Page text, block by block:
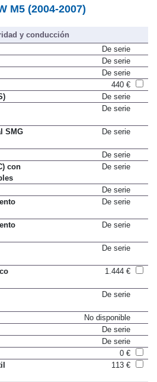
M5 (2004-2007)
y conducción
De serie
De serie
De serie
440 €
De serie
De serie
SMG
De serie
De serie
con
De serie
De serie
De serie
De serie
De serie
1.444 €
De serie
No disponible
De serie
De serie
0 €
113 €